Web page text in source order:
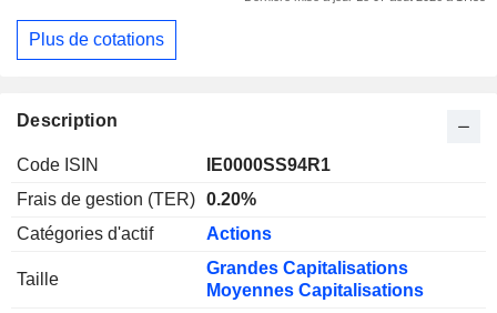
Plus de cotations
Description
Code ISIN
IE0000SS94R1
Frais de gestion (TER) 0.20%
Catégories d'actif
Actions
Taille
Grandes Capitalisations
Moyennes Capitalisations